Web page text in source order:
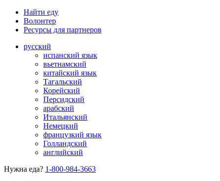
Найти еду
Волонтер
Ресурсы для партнеров
русский
испанский язык
вьетнамский
китайский язык
Тагальский
Корейский
Персидский
арабский
Итальянский
Немецкий
французкий язык
Голландский
английский
Нужна еда? 1-800-984-3663